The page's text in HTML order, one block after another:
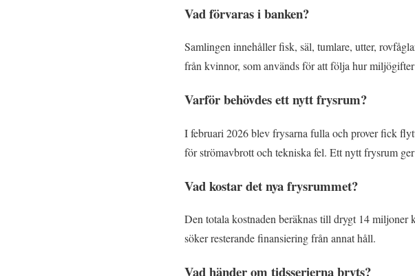
Vad förvaras i banken?
Samlingen innehåller fisk, säl, tumlare, utter,
från kvinnor, som används för att följa hur
Varför behövdes ett nytt frysrum?
I februari 2026 blev frysarna fulla och prover fick
för strömavbrott och tekniska fel. Ett nytt frysrum
Vad kostar det nya frysrummet?
Den totala kostnaden beräknas till drygt 14
söker resterande finansiering från annat håll.
Vad händer om tidsserierna bryts?